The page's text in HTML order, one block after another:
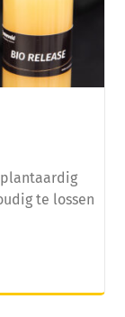
te lossen